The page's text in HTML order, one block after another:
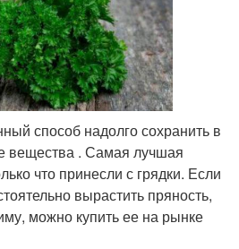
способ надолго сохранить в
вещества . Самая лучшая
что принесли с грядки. Если
вырастить пряность,
можно купить ее на рынке